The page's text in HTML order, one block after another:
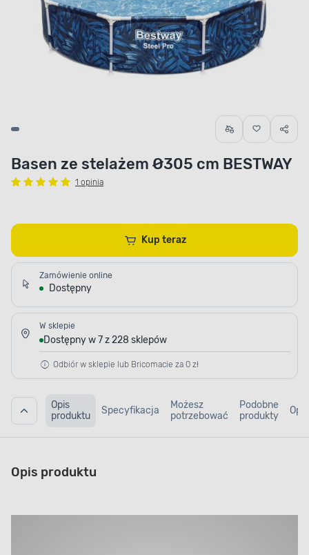
Basen ze stelażem Ø305 cm BESTWAY
1 opinia
Kup teraz
Zamówienie online
Dostępny
W sklepie
Dostępny w 7 z 228 sklepów
Odbiór w sklepie lub Bricomacie za 0 zł
Opis
produktu
Specyfikacja
Możesz
potrzebować
Podobne
produkty
Opis produktu